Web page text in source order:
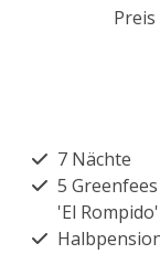
7 Nächte
5
'El Rompido'